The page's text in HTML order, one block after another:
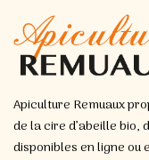
Apiculture Remuaux
de la cire d’abeille bio,
disponibles en ligne ou